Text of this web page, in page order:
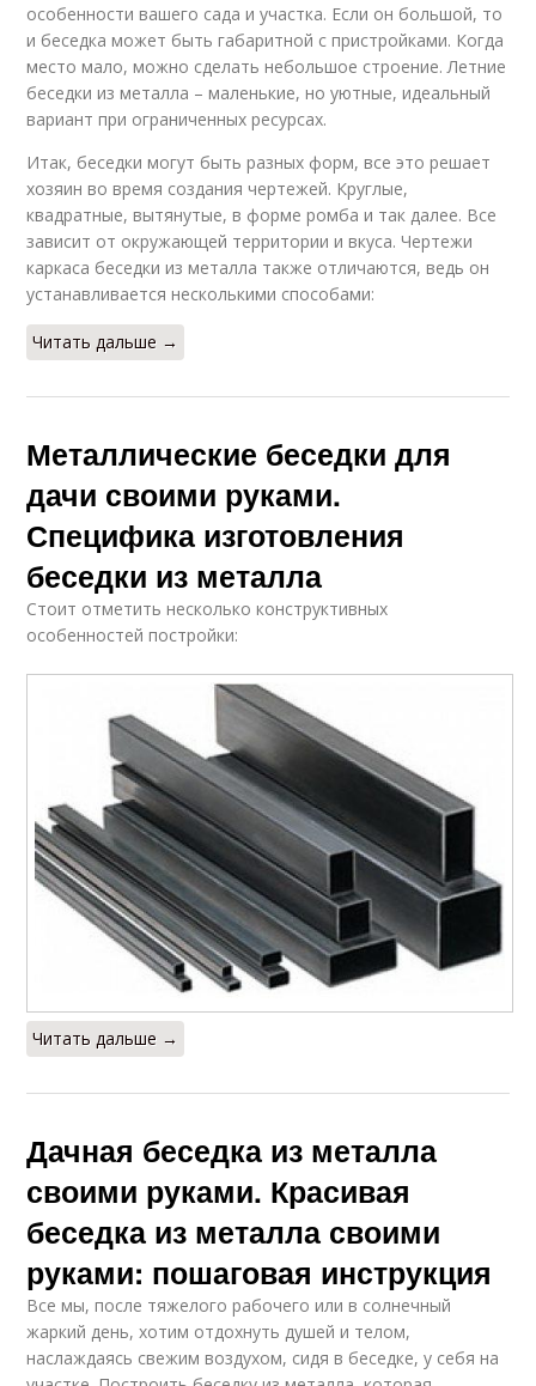
особенности вашего сада и участка. Если он большой, то
и беседка может быть габаритной с пристройками. Когда
место мало, можно сделать небольшое строение. Летние
беседки из металла – маленькие, но уютные, идеальный
вариант при ограниченных ресурсах.
Итак, беседки могут быть разных форм, все это решает
хозяин во время создания чертежей. Круглые,
квадратные, вытянутые, в форме ромба и так далее. Все
зависит от окружающей территории и вкуса. Чертежи
каркаса беседки из металла также отличаются, ведь он
устанавливается несколькими способами:
Читать дальше →
Металлические беседки для
дачи своими руками.
Специфика изготовления
беседки из металла
Стоит отметить несколько конструктивных
особенностей постройки:
Читать дальше →
Дачная беседка из металла
своими руками. Красивая
беседка из металла своими
руками: пошаговая инструкция
Все мы, после тяжелого рабочего или в солнечный
жаркий день, хотим отдохнуть душей и телом,
наслаждаясь свежим воздухом, сидя в беседке, у себя на